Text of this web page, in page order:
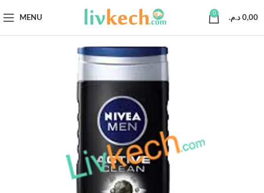
MENU
0
0,00 د.م.